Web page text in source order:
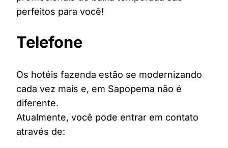
perfeitos para você!
Telefone
Os hotéis fazenda estão se modernizando
cada vez mais e, em Sapopema não é
diferente.
Atualmente, você pode entrar em contato
através de: